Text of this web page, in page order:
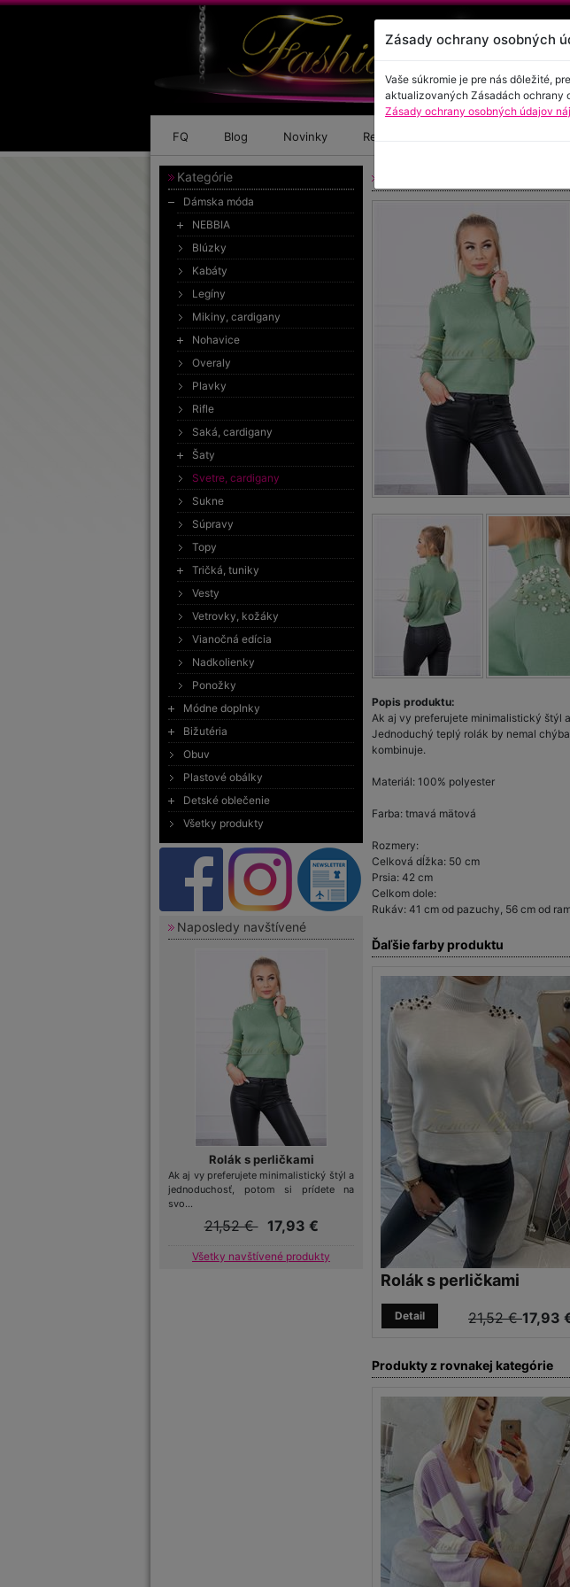
FQ Blog Novinky Referencie
Kategórie
Dámska móda
NEBBIA
Blúzky
Kabáty
Legíny
Mikiny, cardigany
Nohavice
Overaly
Plavky
Rifle
Saká, cardigany
Šaty
Svetre, cardigany
Sukne
Súpravy
Topy
Tričká, tuniky
Vesty
Vetrovky, kožáky
Vianočná edícia
Nadkolienky
Ponožky
Módne doplnky
Bižutéria
Obuv
Plastové obálky
Detské oblečenie
Všetky produkty
Naposledy navštívené
Rolák s perličkami
Ak aj vy preferujete minimalistický štýl a
jednoduchosť, potom si prídete na
svo...
21,52 € 17,93 €
Všetky navštívené produkty
Popis produktu:
Ak aj vy preferujete minimalistický štýl
Jednoduchý teplý rolák by nemal
kombinuje.
Materiál: 100% polyester
Farba: tmavá mätová
Rozmery:
Celková dĺžka: 50 cm
Prsia: 42 cm
Celkom dole:
Rukáv: 41 cm od pazuchy, 56 cm od
Ďaľšie farby produktu
Rolák s perličkami
21,52 €17,93
Detail
Produkty z rovnakej kategórie
Zásady ochrany osobných
Vaše súkromie je pre nás dôležité,
aktualizovaných Zásadách ochrany
Zásady ochrany osobných údajov